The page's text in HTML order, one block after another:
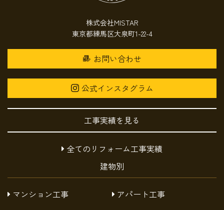
株式会社MISTAR
東京都練馬区大泉町1-22-4
お問い合わせ
公式インスタグラム
工事実績を見る
全てのリフォーム工事実績
建物別
マンション工事
アパート工事